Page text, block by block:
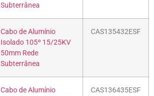
Subterrânea
Cabo de Alumínio
Isolado 105º 15/25KV
50mm Rede
Subterrânea
CAS135432ESF
Cabo de Alumínio
CAS136435ESF